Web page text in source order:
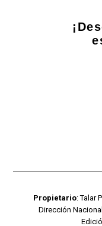
Propietario: Talar
Dirección